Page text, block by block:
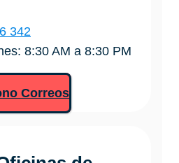
342
8:30 AM a 8:30 PM
Correos